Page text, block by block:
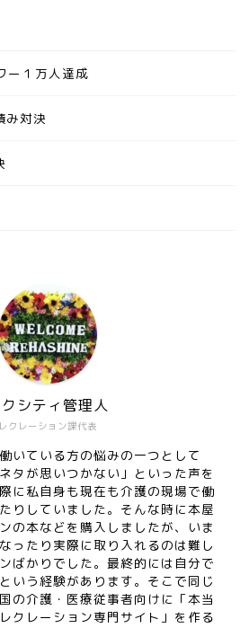
１万人達成
み対決
レクレーション課代表
クシティ管理人
いている方の悩みの一つとして
タが思いつかない」といった声を
に私自身も現在も介護の現場で働
りしていました。そんな時に本屋
の本などを購入しましたが、いま
ったり実際に取り入れるのは難し
ばかりでした。最終的には自分で
いう経験があります。そこで同じ
の介護・医療従事者向けに「本当
クレーション専門サイト」を作る